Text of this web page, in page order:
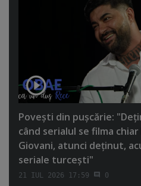
Poveşti din puşcărie:
când serialul se filma chiar
Giovani, atunci deţinut,
seriale turceşti"
21 IUL 2026 17:59 0